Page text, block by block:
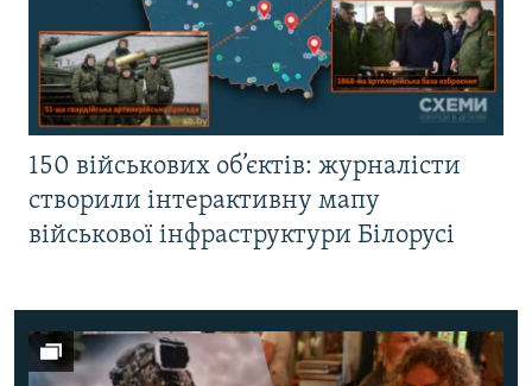
150 військових об’єктів: журналісти
створили інтерактивну мапу
військової інфраструктури Білорусі